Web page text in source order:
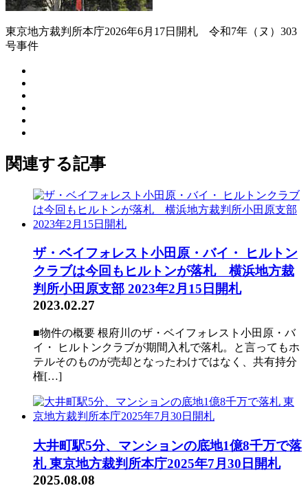
東京地方裁判所本庁2026年6月17日開札 令和7年（ヌ）303
号事件
関連する記事
ザ・ベイフォレスト小田原・バイ・ ヒルトン
クラブは今回もヒルトンが落札 横浜地方裁
判所小田原支部 2023年2月15日開札
2023.02.27
■物件の概要 根府川のザ・ベイフォレスト小田原・バ
イ・ ヒルトンクラブが期間入札で落札。と言ってもホ
テルそのものが売却となったわけではなく、共有持分
権[…]
大井町駅5分、マンションの底地1億8千万で落
札 東京地方裁判所本庁2025年7月30日開札
2025.08.08